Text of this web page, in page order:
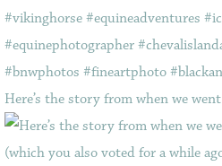
Here’s the story from when we